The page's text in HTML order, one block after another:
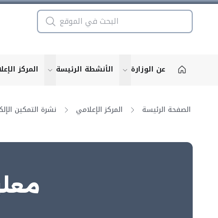
عن الوزارة show submenu for "More"
الأنشطة الرئيسة for "More"
المركز
الصفحة الرئيسة المركز الإعلامي